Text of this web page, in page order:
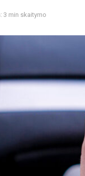
3 min skaitymo